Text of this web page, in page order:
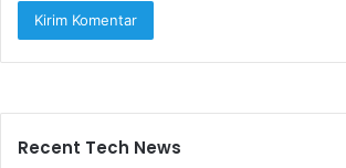
Recent Tech News